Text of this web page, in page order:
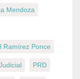
Mendoza
Ramírez Ponce
PRD